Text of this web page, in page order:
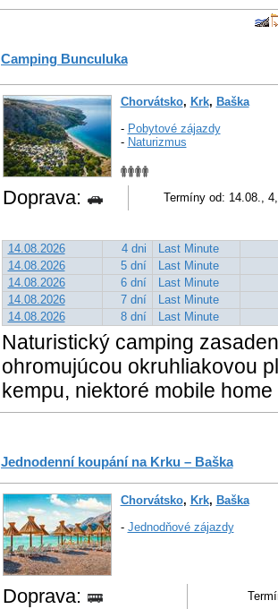
Camping Bunculuka
Chorvátsko, Krk, Baška
- Pobytové zájazdy
- Naturizmus
Doprava: Termíny od: 14.08.,
14.08.2026 4 dni
Last Minute
14.08.2026
5 dní
Last Minute
14.08.2026
6 dní
Last Minute
14.08.2026
7 dní
Last Minute
14.08.2026
8 dní Last Minute
Naturistický camping
ohromujúcou okruhliakovou
kempu, niektoré mobile
Jednodenní koupání na Krku – Baška
Chorvátsko, Krk, Baška
- Jednodňové zájazdy
Doprava: